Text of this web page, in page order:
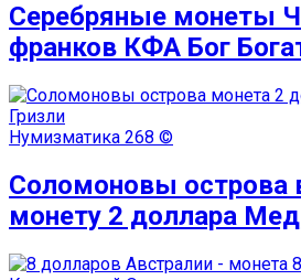
Серебряные монеты
франков КФА Бог
Нумизматика 268 ©
Соломоновы острова
монету 2 доллара